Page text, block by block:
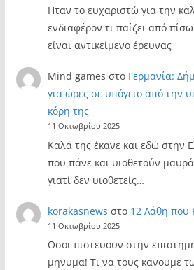
Ηταν το ευχαριστώ για την
ενδιαφέρον τι παίζει από
είναι αντικείμενο έρευνας
Mind games στο Γερμανία:
για ώρες σε υπόγειο από την
κόρη της
11 Οκτωβρίου 2025
Καλά της έκανε και εδώ στην
που πάνε και υιοθετούν
γιατί δεν υιοθετείς…
korakasnews στο 12 Λάθη που
11 Οκτωβρίου 2025
Οσοι πιστευουν στην
μηνυμα! Τι να τους κανουμε